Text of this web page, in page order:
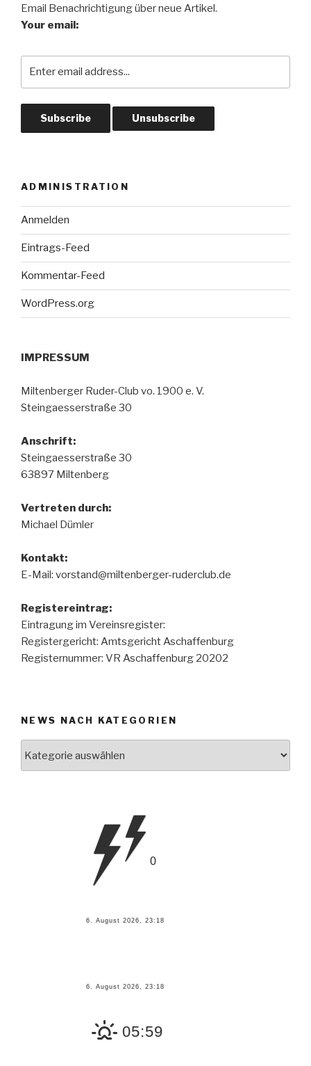
Email Benachrichtigung über neue Artikel.
Your email:
ADMINISTRATION
Anmelden
Eintrags-Feed
Kommentar-Feed
WordPress.org
IMPRESSUM
Miltenberger Ruder-Club vo. 1900 e. V.
Steingaesserstraße 30
Anschrift:
Steingaesserstraße 30
63897 Miltenberg
Vertreten durch:
Michael Dümler
Kontakt:
E-Mail: vorstand@miltenberger-ruderclub.de
Registereintrag:
Eintragung im Vereinsregister:
Registergericht: Amtsgericht Aschaffenburg
Registernummer: VR Aschaffenburg 20202
NEWS NACH KATEGORIEN
0
6. August 2026, 23:18
6. August 2026, 23:18
05:59